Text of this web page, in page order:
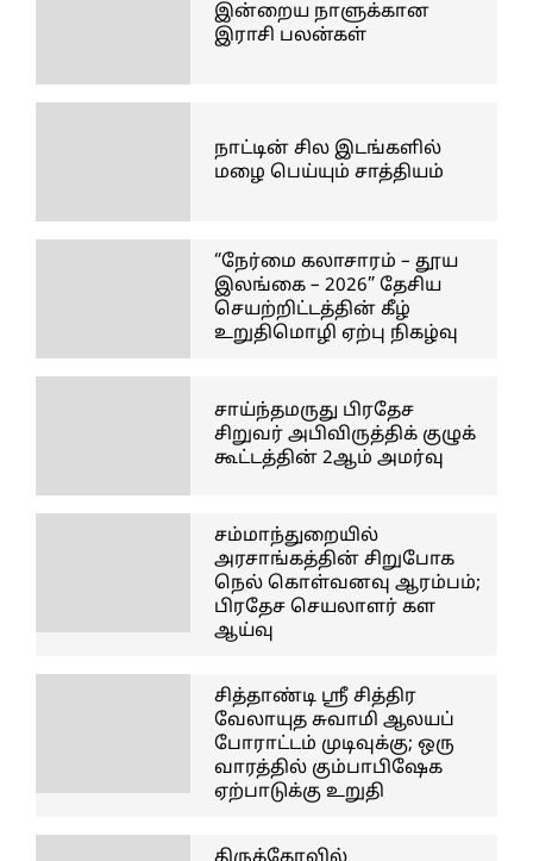
இன்றைய நாளுக்கான
இராசி பலன்கள்
நாட்டின் சில இடங்களில்
மழை பெய்யும் சாத்தியம்
“நேர்மை கலாசாரம் – தூய
இலங்கை – 2026” தேசிய
செயற்றிட்டத்தின் கீழ்
உறுதிமொழி ஏற்பு நிகழ்வு
சாய்ந்தமருது பிரதேச
சிறுவர் அபிவிருத்திக் குழுக்
கூட்டத்தின் 2ஆம் அமர்வு
சம்மாந்துறையில்
அரசாங்கத்தின் சிறுபோக
நெல் கொள்வனவு ஆரம்பம்;
பிரதேச செயலாளர் கள
ஆய்வு
சித்தாண்டி ஸ்ரீ சித்திர
வேலாயுத சுவாமி ஆலயப்
போராட்டம் முடிவுக்கு; ஒரு
வாரத்தில் கும்பாபிஷேக
ஏற்பாடுக்கு உறுதி